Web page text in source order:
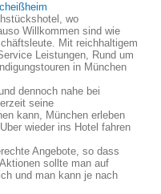
wo
Willkommen sind wie
Mit reichhaltigem
Leistungen, Rund um
in München
dennoch nahe bei
seine
kann, München erleben
wieder ins Hotel fahren
Angebote, so dass
sollte man auf
und man kann je nach